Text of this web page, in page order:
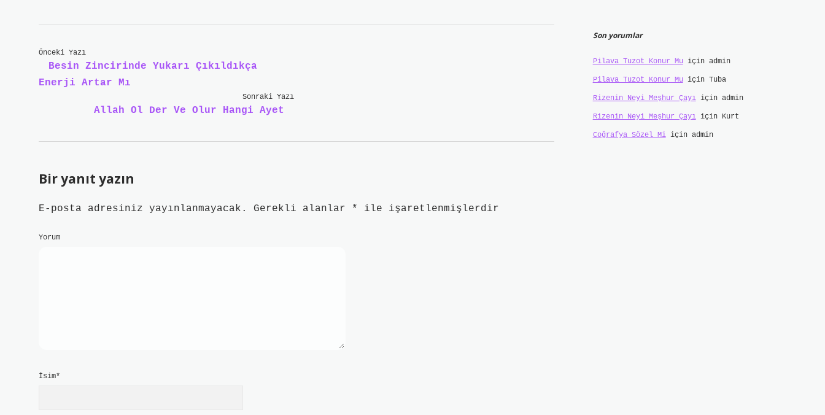
Önceki Yazı
Besin Zincirinde Yukarı Çıkıldıkça
Enerji Artar Mı
Sonraki Yazı
Allah Ol Der Ve Olur Hangi Ayet
Bir yanıt yazın
E-posta adresiniz yayınlanmayacak. Gerekli alanlar * ile işaretlenmişlerdir
Yorum
İsim*
Son yorumlar
Pilava Tuzot Konur Muiçin admin
Pilava Tuzot Konur Muiçin Tuba
Rizenin Neyi Meşhur Çayıiçin admin
Rizenin Neyi Meşhur Çayıiçin Kurt
Coğrafya Sözel Miiçin admin